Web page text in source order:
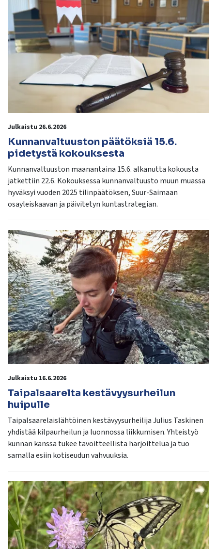
Julkaistu 26.6.2026
Kunnanvaltuuston päätöksiä 15.6.
pidetystä kokouksesta
Kunnanvaltuuston maanantaina 15.6. alkanutta kokousta
jatkettiin 22.6. Kokouksessa kunnanvaltuusto muun muassa
hyväksyi vuoden 2025 tilinpäätöksen, Suur-Saimaan
osayleiskaavan ja päivitetyn kuntastrategian.
Julkaistu 16.6.2026
Taipalsaarelta kestävyysurheilun
huipulle
Taipalsaarelaislähtöinen kestävyysurheilija Julius Taskinen
yhdistää kilpaurheilun ja luonnossa liikkumisen. Yhteistyö
kunnan kanssa tukee tavoitteellista harjoittelua ja tuo
samalla esiin kotiseudun vahvuuksia.